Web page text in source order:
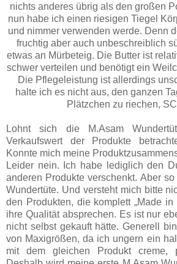
nichts anderes übrig als den großen
nun habe ich einen riesigen Tiegel
und nimmer verwenden werde. Denn
fruchtig aber auch unbeschreiblich
etwas an Mürbeteig. Die Butter ist
schwer verteilen und benötigt ein
Die Pflegeleistung ist allerdings
halte ich es nicht aus, den ganzen
Plätzchen zu riechen,
Lohnt sich die M.Asam
Verkaufswert der Produkte
Konnte mich meine
Leider nein. Ich habe lediglich den
anderen Produkte verschenkt. Aber
Wundertüte. Und versteht mich bitte
den Produkten, die komplett „Made in
ihre Qualität absprechen. Es ist nur
nicht selbst gekauft hätte. Generell
von Maxigrößen, da ich ungern ein
mit dem gleichen Produkt creme,